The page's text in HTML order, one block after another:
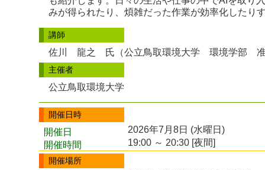
みが得られたり、煩雑だった作業が効率化したり
講師
佐川 龍之 氏（公立鳥取環境大学 環境学部 准
主催者
公立鳥取環境大学
開催日時
開催日
2026年7月8日 (水曜日)
開催時間
19:00 ～ 20:30 [夜間]
開催場所